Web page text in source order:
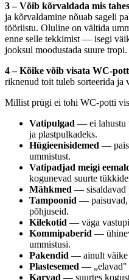
3 – Võib kõrvaldada mis
ja kõrvaldamine nõuab sageli
tööriistu. Oluline on vältida
enne selle tekkimist — isegi
jooksul moodustada suure tropi.
4 – Kõike võib visata WC-
riknenud toit tuleb sorteerida ja
Millist prügi ei tohi WC-potti
Vatipulgad — ei lahustu
ja plastpulkadeks.
Hügieenisidemed —
ummistust.
Vatipadjad meigi
kogunevad suurte
Mähkmed — sisaldavad
Tampoonid — paisuvad,
põhjuseid.
Kilekotid — väga
Kommipaberid —
ummistusi.
Pakendid — ainult väike
Plastesemed — „elavad"
Karvad — suurtes